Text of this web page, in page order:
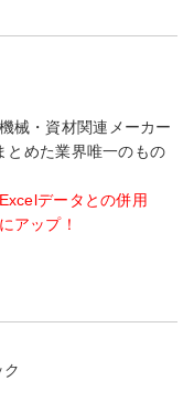
械・資材関連メーカー
とめた業界唯一のもの
データとの併用
アップ！